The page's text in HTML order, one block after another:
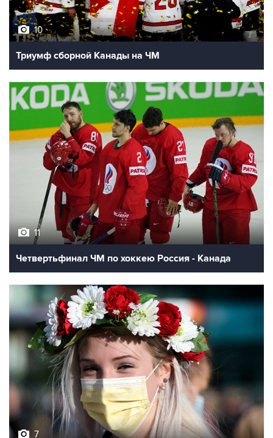
10
Триумф сборной Канады на ЧМ
11
Четвертьфинал ЧМ по хоккею Россия - Канада
7